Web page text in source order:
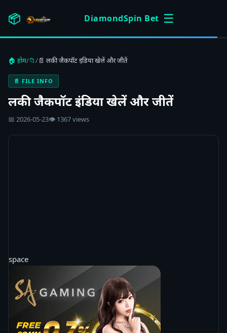
📦 DiamondSpin Bet ☰
🏠 होम/📁/📄 लकी जैकपॉट इंडिया खेलें और जीतें
📄 FILE INFO
लकी जैकपॉट इंडिया खेलें और जीतें
📅 2026-05-23👁 1367 views
space